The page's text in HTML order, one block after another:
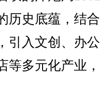
历史底蕴，结
引入文创、办
等多元化产业